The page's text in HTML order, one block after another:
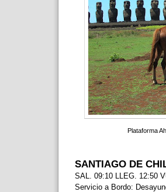
Plataforma
SANTIAGO DE
SAL. 09:10 LLEG. 12:50
Servicio a Bordo: